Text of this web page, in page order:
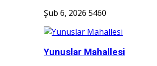
Şub 6, 2026 5460
Yunuslar Mahallesi